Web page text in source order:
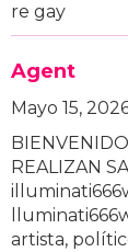
re gay
Agent
Mayo 15,
REALIZAN
artista,